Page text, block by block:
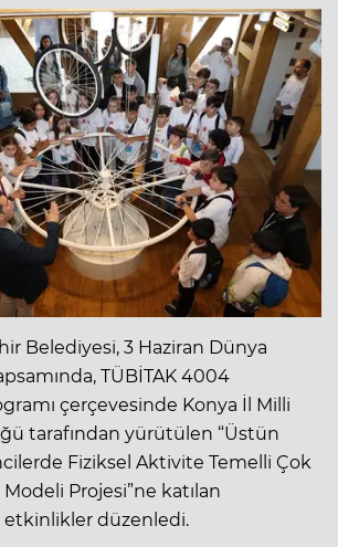
Belediyesi, 3 Haziran Dünya
TÜBİTAK 4004
çerçevesinde Konya İl Milli
tarafından yürütülen “Üstün
Fiziksel Aktivite Temelli Çok
Projesi”ne katılan
etkinlikler düzenledi.